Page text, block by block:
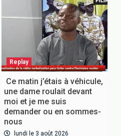
Replay
Ce matin j’étais à véhicule,
une dame roulait devant
moi et je me suis
demander ou en sommes-
nous
lundi le 3 août 2026